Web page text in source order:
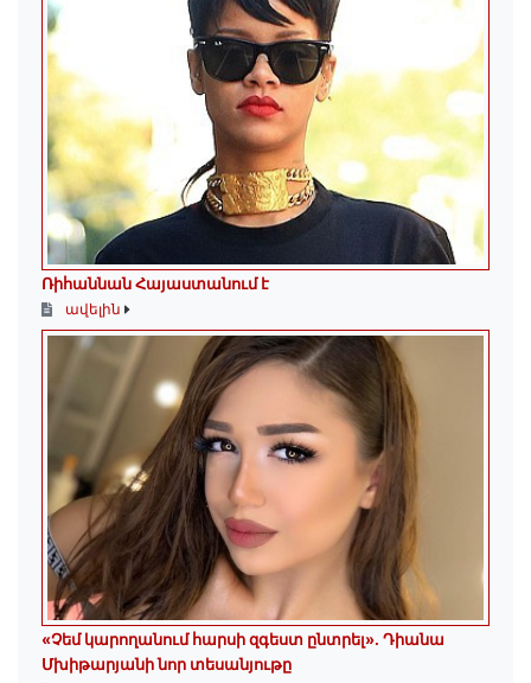
Ռիհաննան Հայաստանում է
ավելին
«Չեմ կարողանում հարսի զգեստ ընտրել». Դիանա
Մխիթարյանի նոր տեսանյութը